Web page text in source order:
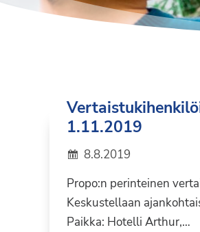
Syöpäyhdistyksen
jäsenjärjestö.
1.11.2019
8.8.2019
Propo:n perinteinen
Keskustellaan
Paikka: Hotelli Arthur,…